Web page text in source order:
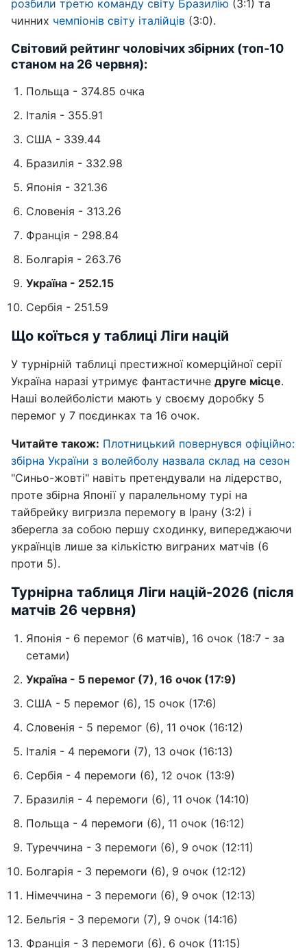
розбили третю команду світу Бразилію (3:1) та
чинних чемпіонів світу італійців (3:0).
Світовий рейтинг чоловічих збірних (топ-10
станом на 26 червня):
Польща - 374.85 очка
Італія - 355.91
США - 339.44
Бразилія - 332.98
Японія - 321.36
Словенія - 313.26
Франція - 298.84
Болгарія - 263.76
Україна - 252.15
Сербія - 251.59
Що коїться у таблиці Ліги націй
У турнірній таблиці престижної комерційної серії
Україна наразі утримує фантастичне друге місце.
Наші волейболісти мають у своєму доробку 5
перемог у 7 поєдинках та 16 очок.
Читайте також: Плотницький повернувся офіційно:
збірна України з волейболу назвала склад на сезон
"Синьо-жовті" навіть претендували на лідерство,
проте збірна Японії у паралельному турі на
тайбрейку вигризла перемогу в Ірану (3:2) і
зберегла за собою першу сходинку, випереджаючи
українців лише за кількістю виграних матчів (6
проти 5).
Турнірна таблиця Ліги націй-2026 (після
матчів 26 червня)
Японія - 6 перемог (6 матчів), 16 очок (18:7 - за
сетами)
Україна - 5 перемог (7), 16 очок (17:9)
США - 5 перемог (6), 15 очок (17:6)
Словенія - 5 перемог (6), 11 очок (16:12)
Італія - 4 перемоги (7), 13 очок (16:13)
Сербія - 4 перемоги (6), 12 очок (13:9)
Бразилія - 4 перемоги (6), 11 очок (14:10)
Польща - 4 перемоги (6), 11 очок (16:12)
Туреччина - 3 перемоги (6), 9 очок (12:11)
Болгарія - 3 перемоги (6), 9 очок (12:12)
Німеччина - 3 перемоги (6), 9 очок (12:13)
Бельгія - 3 перемоги (7), 9 очок (14:16)
Франція - 3 перемоги (6), 6 очок (11:15)